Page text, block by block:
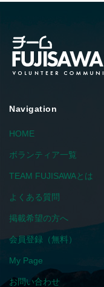
Navigation
HOME
ボランティア一覧
TEAM FUJISAWAとは
よくある質問
掲載希望の方へ
会員登録（無料）
My Page
お問い合わせ